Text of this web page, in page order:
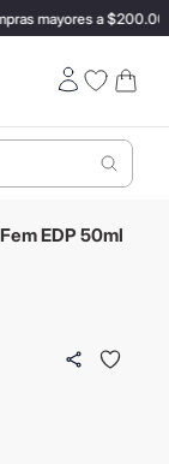
mayores a $200.000
EDP 50ml